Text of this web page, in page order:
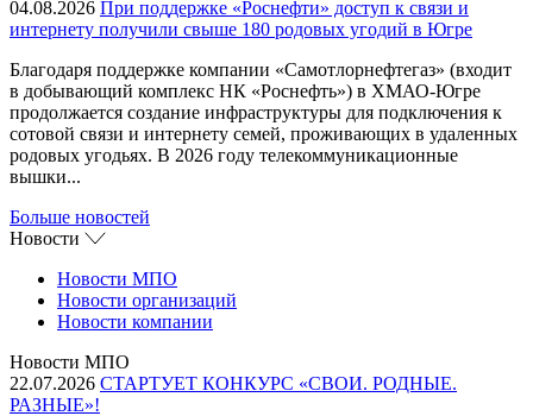
04.08.2026 При поддержке «Роснефти» доступ к связи и
интернету получили свыше 180 родовых угодий в Югре
Благодаря поддержке компании «Самотлорнефтегаз» (входит
в добывающий комплекс НК «Роснефть») в ХМАО-Югре
продолжается создание инфраструктуры для подключения к
сотовой связи и интернету семей, проживающих в удаленных
родовых угодьях. В 2026 году телекоммуникационные
вышки...
Больше новостей
Новости
Новости МПО
Новости организаций
Новости компании
Новости МПО
22.07.2026 СТАРТУЕТ КОНКУРС «СВОИ. РОДНЫЕ.
РАЗНЫЕ»!